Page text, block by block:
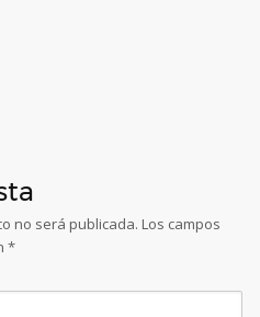
no será publicada. Los campos
*